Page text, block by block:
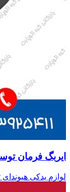
ایربگ فرمان
لوازم یدکی